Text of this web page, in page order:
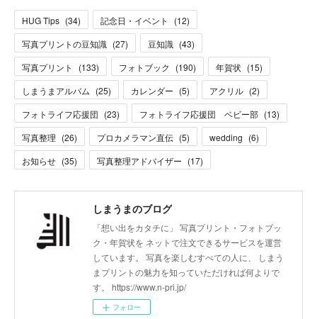
HUG Tips (34) 記念日・イベント (12)
写真プリントの豆知識 (27) 豆知識 (43)
写真プリント
(133) フォトブック (190) 年賀状 (15)
しまうまアルバム (25) カレンダー (5) アクリル (2)
フォトライフ応援団 (23) フォトライフ応援団 ベビー部 (13)
写真整理 (26) プロカメラマン直伝 (5) wedding (6)
お知らせ (35) 写真整理アドバイザー (17)
しまうまのブログ
「想い出をカタチに」 写真プリント・フォトブッ
ク・年賀状を ネットで注文できるサービスを運営
しています。 写真を楽しむすべての人に、 しまう
まプリントの魅力を知っていただければ何よりで
す。 https://www.n-pri.jp/
フォロー